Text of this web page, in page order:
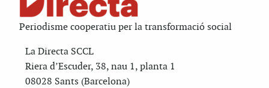
Periodisme cooperatiu per la transformació social
La Directa SCCL
Riera d’Escuder, 38, nau 1, planta 1
08028 Sants (Barcelona)